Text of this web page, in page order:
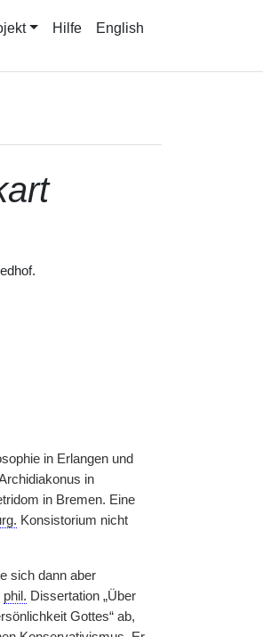
Hilfe English
in Erlangen und
in
in Bremen. Eine
Konsistorium nicht
sich dann aber
phil. Dissertation „Über
Gottes“ ab,